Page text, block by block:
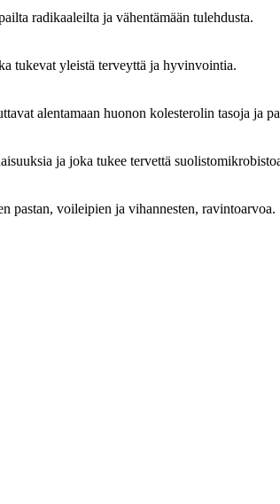
radikaaleilta ja vähentämään tulehdusta.
tukevat yleistä terveyttä ja hyvinvointia.
alentamaan huonon kolesterolin tasoja ja
ja joka tukee tervettä
pastan, voileipien ja vihannesten, ravintoarvoa.